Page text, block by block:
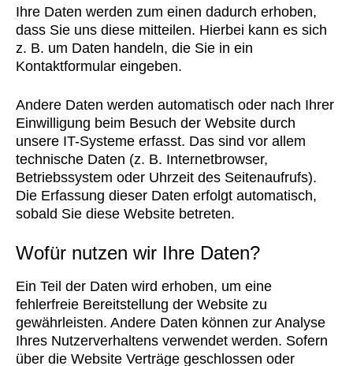
Ihre Daten werden zum einen dadurch erhoben,
dass Sie uns diese mitteilen. Hierbei kann es sich
z. B. um Daten handeln, die Sie in ein
Kontaktformular eingeben.
Andere Daten werden automatisch oder nach Ihrer
Einwilligung beim Besuch der Website durch
unsere IT-Systeme erfasst. Das sind vor allem
technische Daten (z. B. Internetbrowser,
Betriebssystem oder Uhrzeit des Seitenaufrufs).
Die Erfassung dieser Daten erfolgt automatisch,
sobald Sie diese Website betreten.
Wofür nutzen wir Ihre Daten?
Ein Teil der Daten wird erhoben, um eine
fehlerfreie Bereitstellung der Website zu
gewährleisten. Andere Daten können zur Analyse
Ihres Nutzerverhaltens verwendet werden. Sofern
über die Website Verträge geschlossen oder